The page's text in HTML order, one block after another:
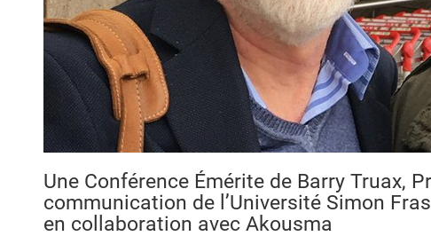
Une Conférence Émérite de Barry Truax,
communication de l’Université Simon
en collaboration avec Akousma